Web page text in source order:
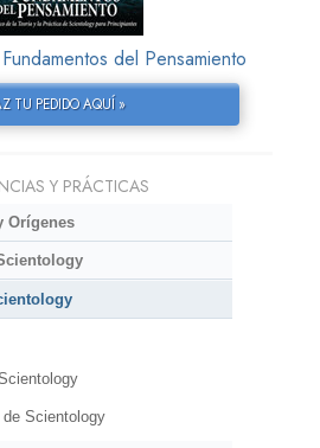
del Pensamiento
TU PEDIDO AQUÍ »
Y PRÁCTICAS
Orígenes
de Scientology